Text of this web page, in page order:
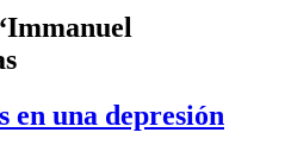
en una depresión